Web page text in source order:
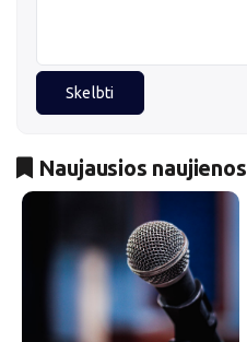
Skelbti
Naujausios naujienos